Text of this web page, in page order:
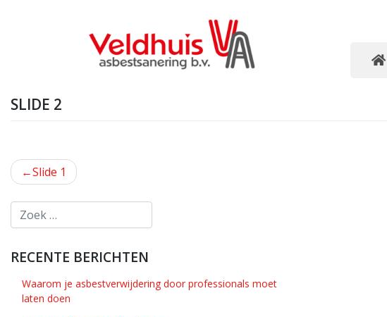
SLIDE 2
BERICHT
NAVIGATIE
Slide 1
RECENTE BERICHTEN
Waarom je asbestverwijdering door professionals moet
laten doen